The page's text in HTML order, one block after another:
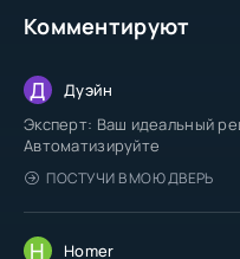
Комментируют
Д Дуэйн
Эксперт: Ваш идеальный
Автоматизируйте
ПОСТУЧИ В МОЮ ДВЕРЬ
H Homer